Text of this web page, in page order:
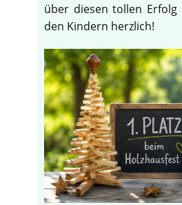
über diesen tollen
den Kindern herzlich!